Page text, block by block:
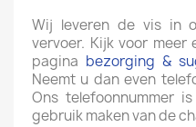
Wij leveren de vis in
vervoer. Kijk voor
pagina bezorging &
Neemt u dan even
Ons telefoonnummer
gebruik maken van de